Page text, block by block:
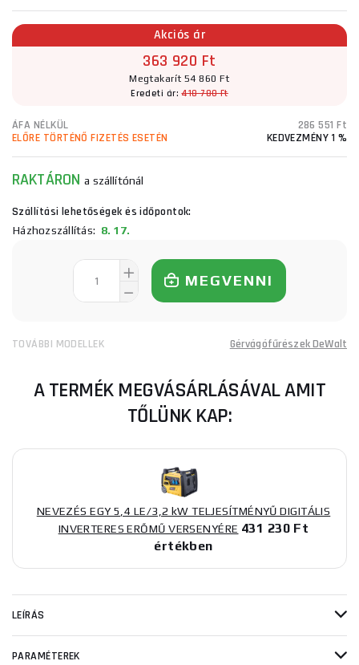
Akciós ár
363 920 Ft
Megtakarít 54 860 Ft
Eredeti ár:418 780 Ft
ÁFA NÉLKÜL
286 551 Ft
ELŐRE TÖRTÉNŐ FIZETÉS ESETÉN
KEDVEZMÉNY 1 %
RAKTÁRONa szállítónál
Szállítási lehetőségek és időpontok:
Házhozszállítás: 8. 17.
MEGVENNI
TOVÁBBI MODELLEK Gérvágófűrészek DeWalt
A TERMÉK MEGVÁSÁRLÁSÁVAL AMIT
TŐLÜNK KAP:
NEVEZÉS EGY 5,4 LE/3,2 kW TELJESÍTMÉNYŰ DIGITÁLIS
INVERTERES ERŐMŰ VERSENYÉRE 431 230 Ft
értékben
LEÍRÁS
PARAMÉTEREK